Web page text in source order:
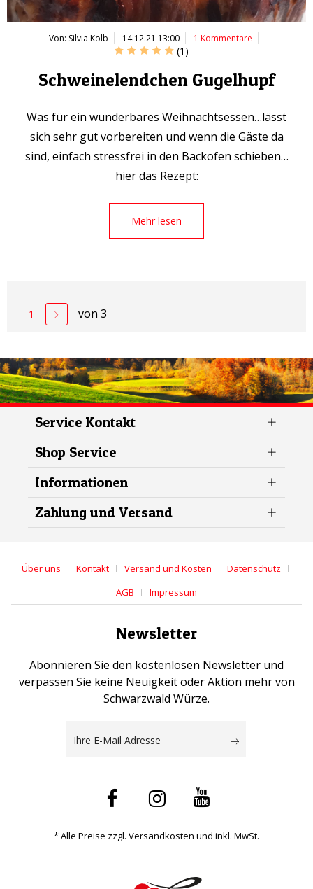
Von: Silvia Kolb 14.12.21 13:00 1 Kommentare
(1 )
Schweinelendchen Gugelhupf
Was für ein wunderbares Weihnachtsessen…lässt
sich sehr gut vorbereiten und wenn die Gäste da
sind, einfach stressfrei in den Backofen schieben…
hier das Rezept:
Mehr lesen
1 von 3
Service Kontakt
Shop Service
Informationen
Zahlung und Versand
Über uns Kontakt Versand und Kosten
Datenschutz
AGB
Impressum
Newsletter
Abonnieren Sie den kostenlosen Newsletter und
verpassen Sie keine Neuigkeit oder Aktion mehr von
Schwarzwald Würze.
* Alle Preise zzgl. Versandkosten und inkl. MwSt.